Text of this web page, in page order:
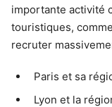
importante activité
touristiques,
recruter
Paris et sa
Lyon et la